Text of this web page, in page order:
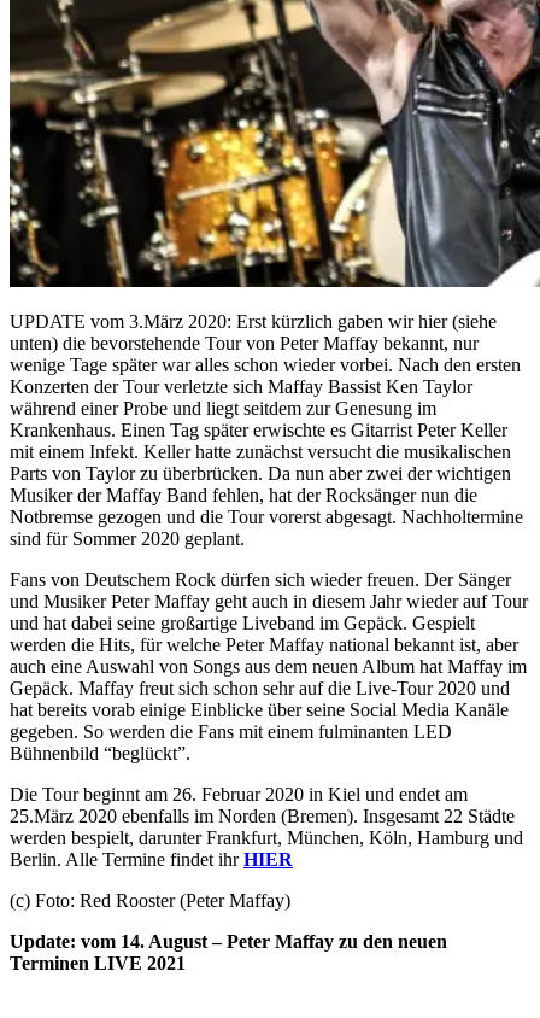
UPDATE vom 3.März 2020: Erst kürzlich gaben wir hier (siehe
unten) die bevorstehende Tour von Peter Maffay bekannt, nur
wenige Tage später war alles schon wieder vorbei. Nach den ersten
Konzerten der Tour verletzte sich Maffay Bassist Ken Taylor
während einer Probe und liegt seitdem zur Genesung im
Krankenhaus. Einen Tag später erwischte es Gitarrist Peter Keller
mit einem Infekt. Keller hatte zunächst versucht die musikalischen
Parts von Taylor zu überbrücken. Da nun aber zwei der wichtigen
Musiker der Maffay Band fehlen, hat der Rocksänger nun die
Notbremse gezogen und die Tour vorerst abgesagt. Nachholtermine
sind für Sommer 2020 geplant.
Fans von Deutschem Rock dürfen sich wieder freuen. Der Sänger
und Musiker Peter Maffay geht auch in diesem Jahr wieder auf Tour
und hat dabei seine großartige Liveband im Gepäck. Gespielt
werden die Hits, für welche Peter Maffay national bekannt ist, aber
auch eine Auswahl von Songs aus dem neuen Album hat Maffay im
Gepäck. Maffay freut sich schon sehr auf die Live-Tour 2020 und
hat bereits vorab einige Einblicke über seine Social Media Kanäle
gegeben. So werden die Fans mit einem fulminanten LED
Bühnenbild “beglückt”.
Die Tour beginnt am 26. Februar 2020 in Kiel und endet am
25.März 2020 ebenfalls im Norden (Bremen). Insgesamt 22 Städte
werden bespielt, darunter Frankfurt, München, Köln, Hamburg und
Berlin. Alle Termine findet ihrHIER
(c) Foto: Red Rooster (Peter Maffay)
Update: vom 14. August – Peter Maffay zu den neuen
Terminen LIVE 2021